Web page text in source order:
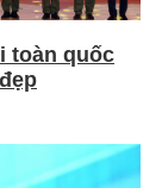
toàn quốc